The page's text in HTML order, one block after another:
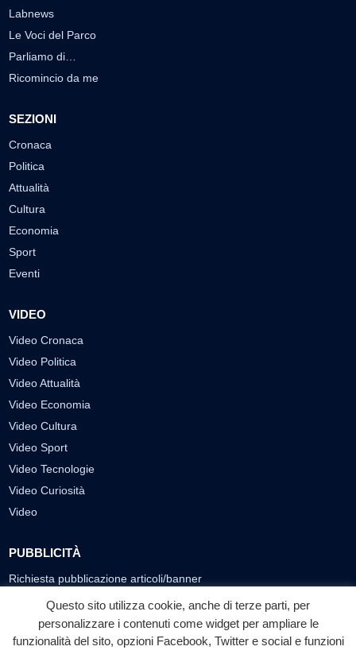
Labnews
Le Voci del Parco
Parliamo di…
Ricomincio da me
SEZIONI
Cronaca
Politica
Attualità
Cultura
Economia
Sport
Eventi
VIDEO
Video Cronaca
Video Politica
Video Attualità
Video Economia
Video Cultura
Video Sport
Video Tecnologie
Video Curiosità
Video
PUBBLICITÀ
Richiesta pubblicazione articoli/banner
SEGUICI SUI SOCIAL
f ◎ ▶
Questo sito utilizza cookie, anche di terze parti, per
personalizzare i contenuti come widget per ampliare le
funzionalità del sito, opzioni Facebook, Twitter e social e funzioni